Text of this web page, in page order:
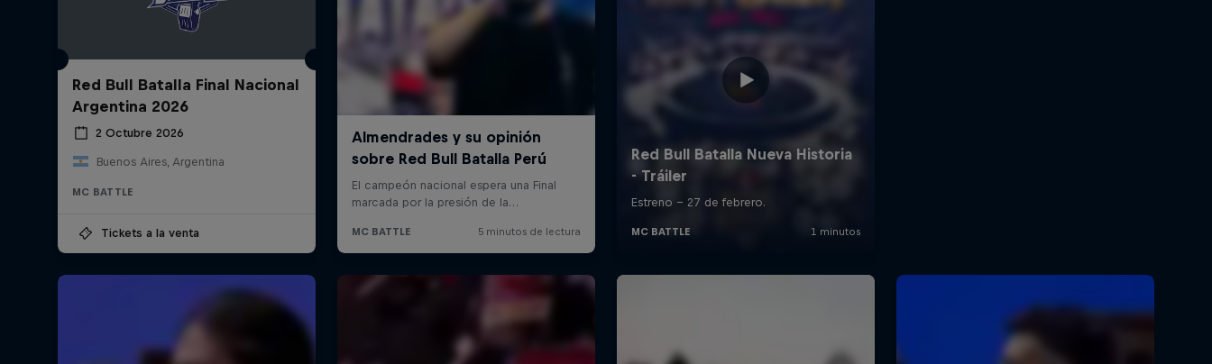
Red Bull Batalla Final Nacional
Argentina 2026
2 Octubre 2026
Buenos Aires, Argentina
MC BATTLE
Tickets a la venta